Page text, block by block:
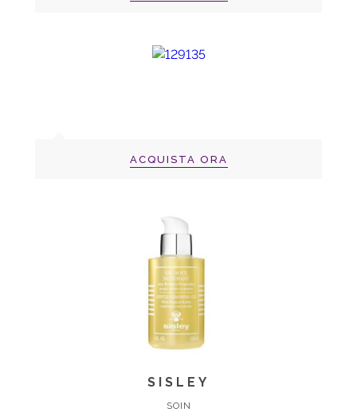
ACQUISTA ORA
SISLEY
SOIN